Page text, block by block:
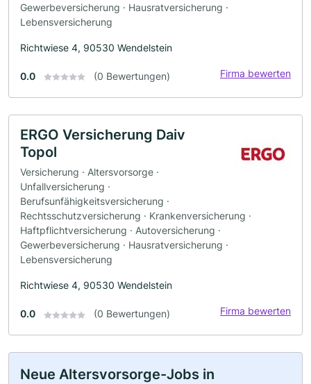
Gewerbeversicherung · Hausratversicherung ·
Lebensversicherung
Richtwiese 4, 90530 Wendelstein
0.0 (0 Bewertungen) Firma bewerten
ERGO Versicherung Daiv
Topol
Versicherung · Altersvorsorge ·
Unfallversicherung ·
Berufsunfähigkeitsversicherung ·
Rechtsschutzversicherung · Krankenversicherung ·
Haftpflichtversicherung · Autoversicherung ·
Gewerbeversicherung · Hausratversicherung ·
Lebensversicherung
Richtwiese 4, 90530 Wendelstein
0.0 (0 Bewertungen) Firma bewerten
Neue Altersvorsorge-Jobs in